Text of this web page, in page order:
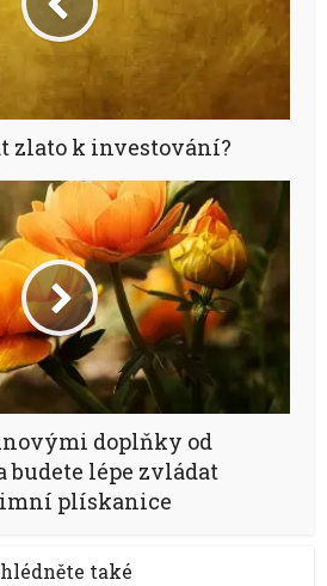
zlato k investování?
doplňky od
budete lépe zvládat
plískanice
také